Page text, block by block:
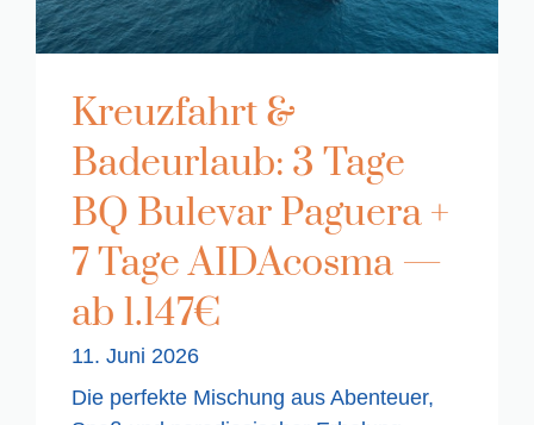
Kreuzfahrt &
Badeurlaub: 3 Tage
BQ Bulevar Paguera +
7 Tage AIDAcosma —
ab 1.147€
11. Juni 2026
Die perfekte Mischung aus Abenteuer,